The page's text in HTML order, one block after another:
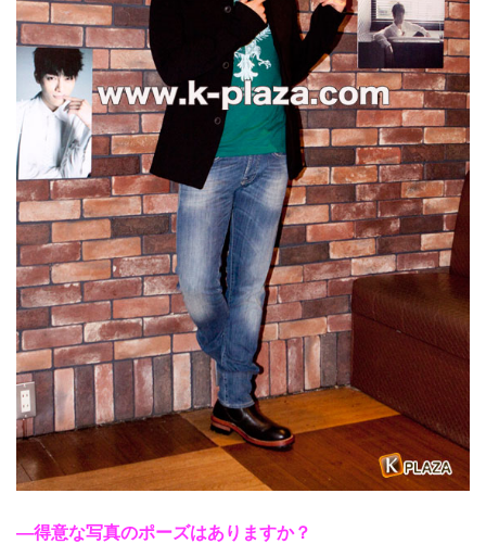
―得意な写真のポーズはありますか？